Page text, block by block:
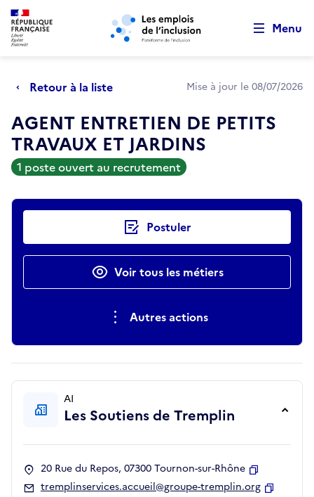
Aller au menu principal Aller au contenu principal
Menu
Retour à la liste Mise à jour le 08/07/2026
AGENT ENTRETIEN DE PETITS
TRAVAUX ET JARDINS
1 poste ouvert au recrutement
Actions rapides Postuler
Voir tous les métiers
Autres actions
AI
Les Soutiens de Tremplin
20 Rue du Repos, 07300 Tournon-sur-Rhône
Copier
tremplinservices.accueil@groupe-tremplin.org
Retour au début de la page
Panneau de gestion des cookies